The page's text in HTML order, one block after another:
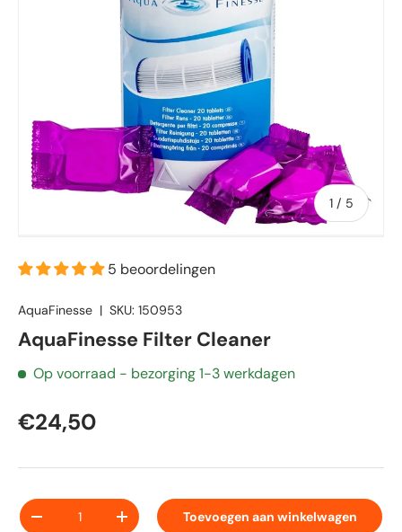
1 / van
5
5 beoordelingen
AquaFinesse | SKU: 150953
AquaFinesse Filter Cleaner
Op voorraad - bezorging 1-3 werkdagen
€24,50
Aantal
-
+ Toevoegen aan winkelwagen